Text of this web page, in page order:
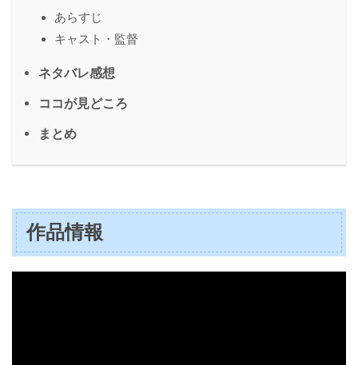
あらすじ
キャスト・監督
ネタバレ感想
ココが見どころ
まとめ
作品情報